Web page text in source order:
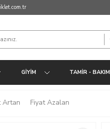
GIYIM TAMIR - BAKIM
Artan Fiyat Azalan